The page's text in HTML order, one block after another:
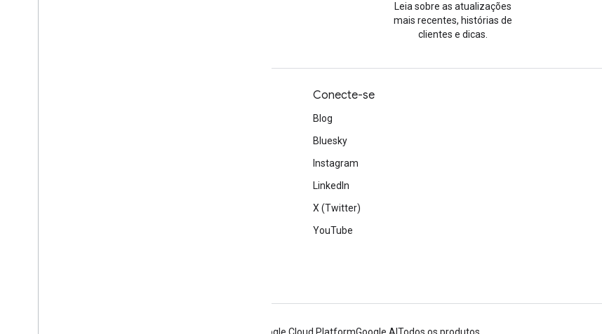
Leia sobre as atualizações
mais recentes, histórias de
clientes e dicas.
Conecte-se
Blog
Bluesky
Instagram
LinkedIn
X (Twitter)
YouTube